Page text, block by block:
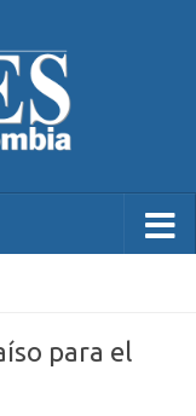
para el